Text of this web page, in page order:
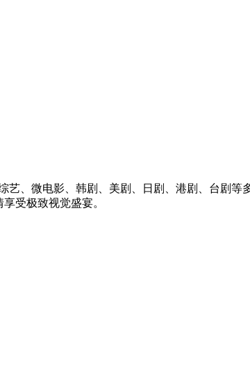
、微电影、韩剧、美剧、日剧、港剧、台剧等
受极致视觉盛宴。